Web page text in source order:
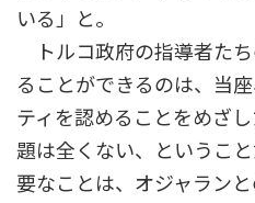
いる」と。
トルコ政府の指導者た
ることができるのは、当
ティを認めることをめざ
題は全くない、というこ
要なことは、オジャラン